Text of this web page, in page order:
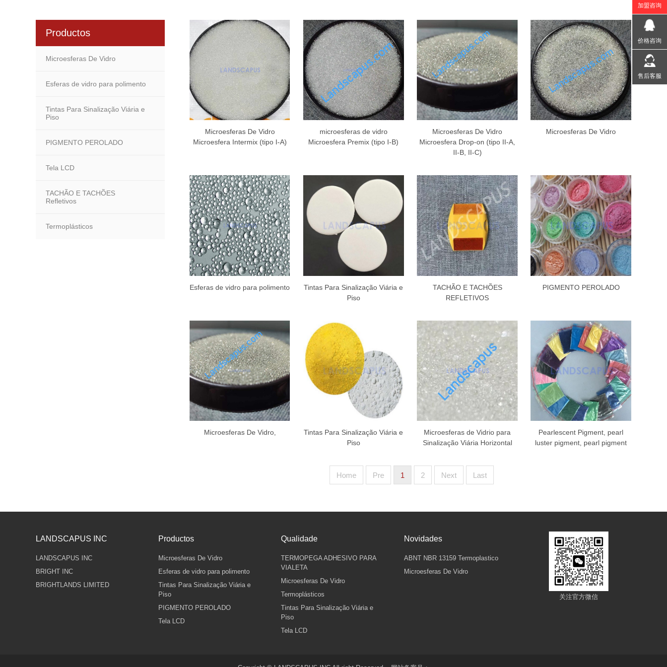
Microesferas De Vidro
Microesfera Intermix (tipo I-A)
microesferas de vidro
Microesfera Premix (tipo I-B)
Microesferas De Vidro
Microesfera Drop-on (tipo II-A,
II-B, II-C)
Microesferas De Vidro
Esferas de vidro para polimento
Tintas Para Sinalização Viária e
Piso
TACHÃO E TACHÕES
REFLETIVOS
PIGMENTO PEROLADO
Microesferas De Vidro,
Tintas Para Sinalização Viária e
Piso
Microesferas de Vidrio para
Sinalização Viária Horizontal
Pearlescent Pigment, pearl
luster pigment, pearl pigment
Home Pre 1 2 Next Last
Productos
Microesferas De Vidro
Esferas de vidro para polimento
Tintas Para Sinalização Viária e
Piso
PIGMENTO PEROLADO
Tela LCD
TACHÃO E TACHÕES
Refletivos
Termoplásticos
LANDSCAPUS INC
LANDSCAPUS INC
BRIGHT INC
BRIGHTLANDS LIMITED
Productos
Microesferas De Vidro
Esferas de vidro para polimento
Tintas Para Sinalização Viária e
Piso
PIGMENTO PEROLADO
Tela LCD
Qualidade
TERMOPEGA ADHESIVO PARA
VIALETA
Microesferas De Vidro
Termoplásticos
Tintas Para Sinalização Viária e
Piso
Tela LCD
Novidades
ABNT NBR 13159 Termoplastico
Microesferas De Vidro
关注官方微信
加盟咨询
价格咨询
售后客服